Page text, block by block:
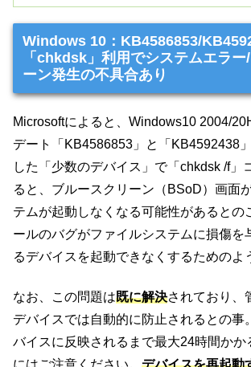
Windows 10：KB4586853/
「chkdsk」利用でシステムエラー
ーン発生の不具合あり
Microsoftによると、Windows10 2004/
デート「KB4586853」と「KB4592438
した「少数のデバイス」で「chkdsk /f」
ると、ブルースクリーン（BSoD）画面
テムが起動しなくなる可能性があるとの
ールのバグがファイルシステムに損傷を
るデバイスを起動できなくするためのよ
なお、この問題は既に解決されており、
デバイスでは自動的に防止されるとの事
バイスに反映されるまで最大24時間かか